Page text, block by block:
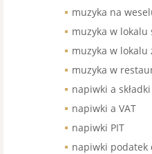
muzyka na
muzyka w lokalu
muzyka w lokalu
muzyka w
napiwki a składki
napiwki a VAT
napiwki PIT
napiwki podatek